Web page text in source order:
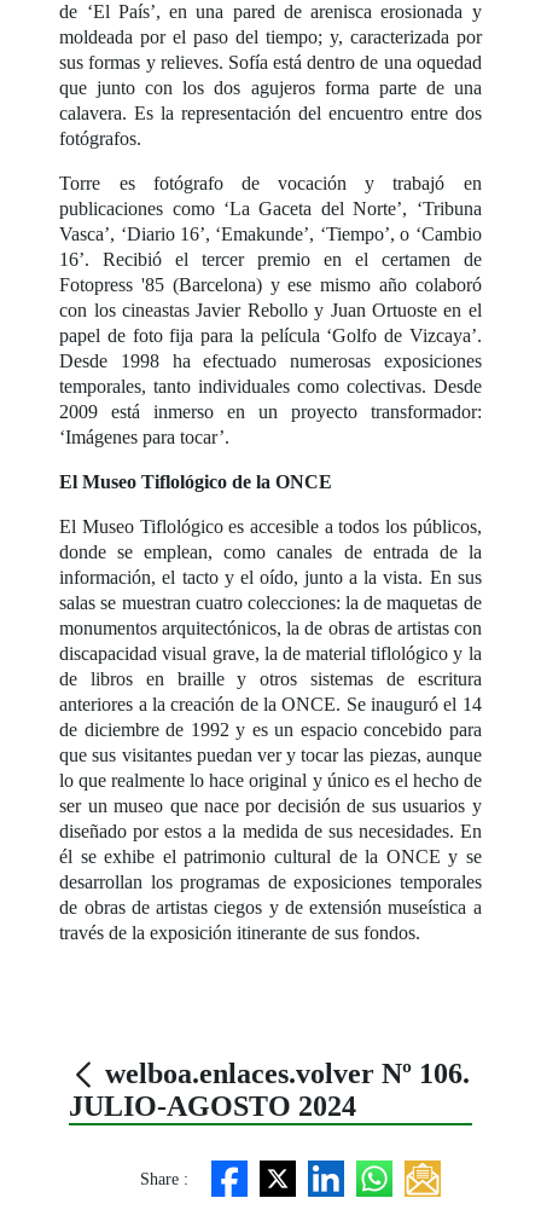
de ‘El País’, en una pared de arenisca erosionada y
moldeada por el paso del tiempo; y, caracterizada por
sus formas y relieves. Sofía está dentro de una oquedad
que junto con los dos agujeros forma parte de una
calavera. Es la representación del encuentro entre dos
fotógrafos.
Torre es fotógrafo de vocación y trabajó en
publicaciones como ‘La Gaceta del Norte’, ‘Tribuna
Vasca’, ‘Diario 16’, ‘Emakunde’, ‘Tiempo’, o ‘Cambio
16’. Recibió el tercer premio en el certamen de
Fotopress '85 (Barcelona) y ese mismo año colaboró
con los cineastas Javier Rebollo y Juan Ortuoste en el
papel de foto fija para la película ‘Golfo de Vizcaya’.
Desde 1998 ha efectuado numerosas exposiciones
temporales, tanto individuales como colectivas. Desde
2009 está inmerso en un proyecto transformador:
‘Imágenes para tocar’.
El Museo Tiflológico de la ONCE
El Museo Tiflológico es accesible a todos los públicos,
donde se emplean, como canales de entrada de la
información, el tacto y el oído, junto a la vista. En sus
salas se muestran cuatro colecciones: la de maquetas de
monumentos arquitectónicos, la de obras de artistas con
discapacidad visual grave, la de material tiflológico y la
de libros en braille y otros sistemas de escritura
anteriores a la creación de la ONCE. Se inauguró el 14
de diciembre de 1992 y es un espacio concebido para
que sus visitantes puedan ver y tocar las piezas, aunque
lo que realmente lo hace original y único es el hecho de
ser un museo que nace por decisión de sus usuarios y
diseñado por estos a la medida de sus necesidades. En
él se exhibe el patrimonio cultural de la ONCE y se
desarrollan los programas de exposiciones temporales
de obras de artistas ciegos y de extensión museística a
través de la exposición itinerante de sus fondos.
welboa.enlaces.volver Nº 106.
JULIO-AGOSTO 2024
Share :